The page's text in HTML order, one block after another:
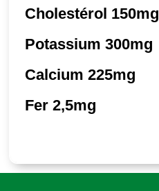
Cholestérol 150mg
Potassium 300mg
Calcium 225mg
Fer 2,5mg